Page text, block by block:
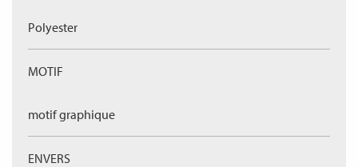
Polyester
MOTIF
motif graphique
ENVERS